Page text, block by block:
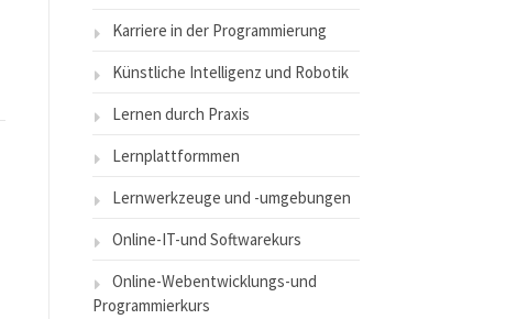
Karriere in der Programmierung
Künstliche Intelligenz und Robotik
Lernen durch Praxis
Lernplattformmen
Lernwerkzeuge und -umgebungen
Online-IT-und Softwarekurs
Online-Webentwicklungs-und
Programmierkurs